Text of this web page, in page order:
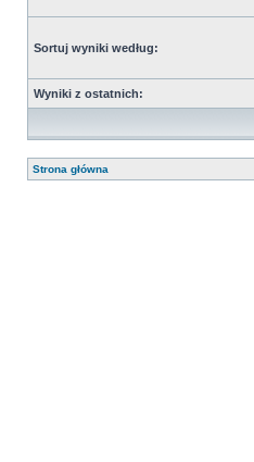
Sortuj wyniki według:
Wyniki z ostatnich:
Strona główna